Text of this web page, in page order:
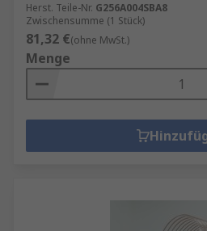
Herst. Teile-Nr. G256A004SBA8
Zwischensumme (1 Stück)
81,32 €(ohne MwSt.)
Menge